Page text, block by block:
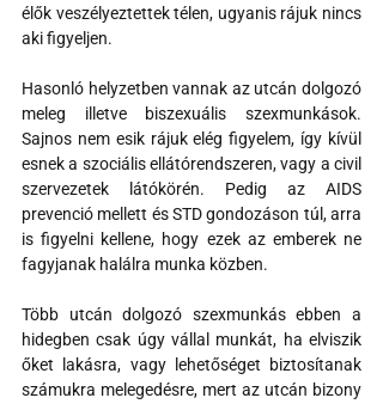
élők veszélyeztettek télen, ugyanis rájuk nincs
aki figyeljen.
Hasonló helyzetben vannak az utcán dolgozó
meleg illetve biszexuális szexmunkások.
Sajnos nem esik rájuk elég figyelem, így kívül
esnek a szociális ellátórendszeren, vagy a civil
szervezetek látókörén. Pedig az AIDS
prevenció mellett és STD gondozáson túl, arra
is figyelni kellene, hogy ezek az emberek ne
fagyjanak halálra munka közben.
Több utcán dolgozó szexmunkás ebben a
hidegben csak úgy vállal munkát, ha elviszik
őket lakásra, vagy lehetőséget biztosítanak
számukra melegedésre, mert az utcán bizony